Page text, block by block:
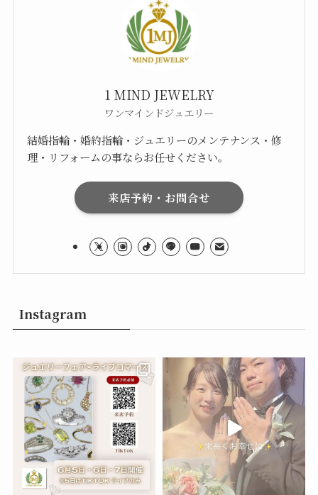
1 MIND JEWELRY
ワンマインドジュエリー
結婚指輪・婚約指輪・ジュエリーのメンテナンス・修
理・リフォームの事ならお任せください。
来店予約・お問合せ
Instagram